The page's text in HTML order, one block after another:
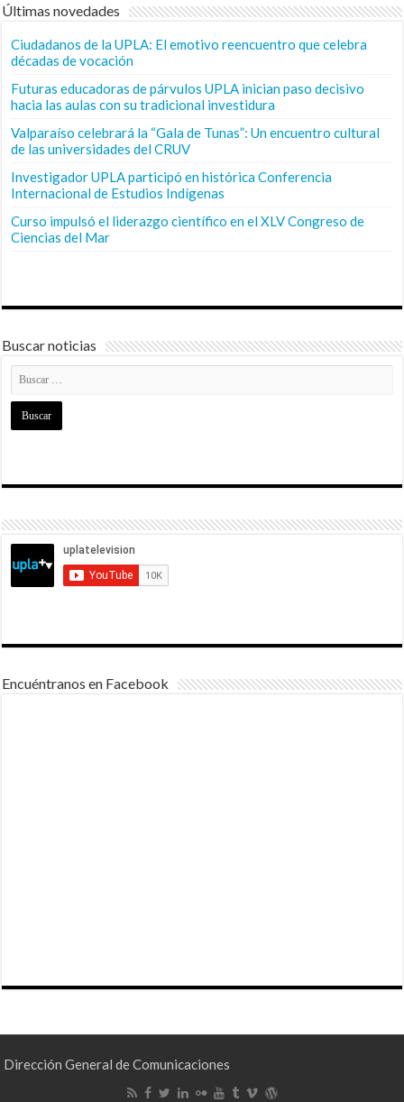
Últimas novedades
Ciudadanos de la UPLA: El emotivo reencuentro que celebra
décadas de vocación
Futuras educadoras de párvulos UPLA inician paso decisivo
hacia las aulas con su tradicional investidura
Valparaíso celebrará la “Gala de Tunas”: Un encuentro cultural
de las universidades del CRUV
Investigador UPLA participó en histórica Conferencia
Internacional de Estudios Indígenas
Curso impulsó el liderazgo científico en el XLV Congreso de
Ciencias del Mar
Buscar noticias
Encuéntranos en Facebook
Dirección General de Comunicaciones